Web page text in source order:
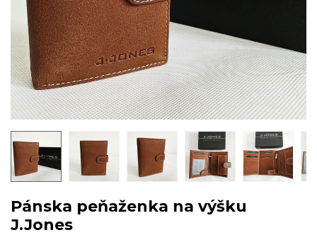
Pánska peňaženka na výšku
J.Jones